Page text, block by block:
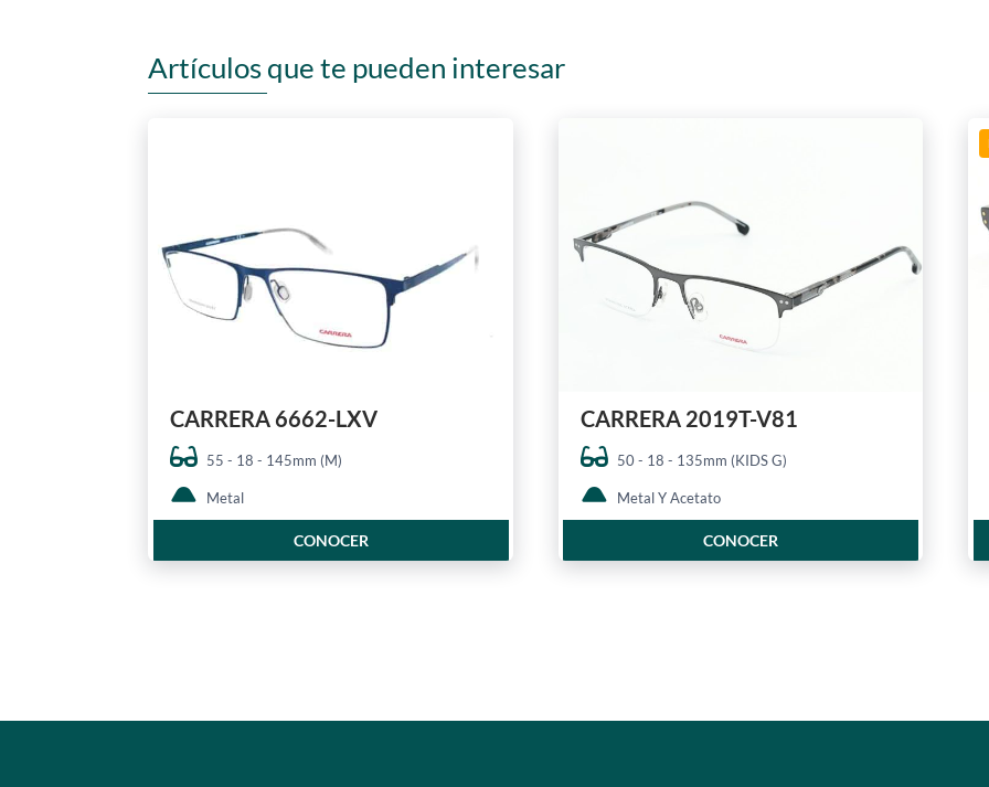
Artículos que te pueden interesar
CARRERA 6662-LXV
55 - 18 - 145mm (M)
Metal
CONOCER
CARRERA 2019T-V81
50 - 18 - 135mm (KIDS G)
Metal Y Acetato
CONOCER